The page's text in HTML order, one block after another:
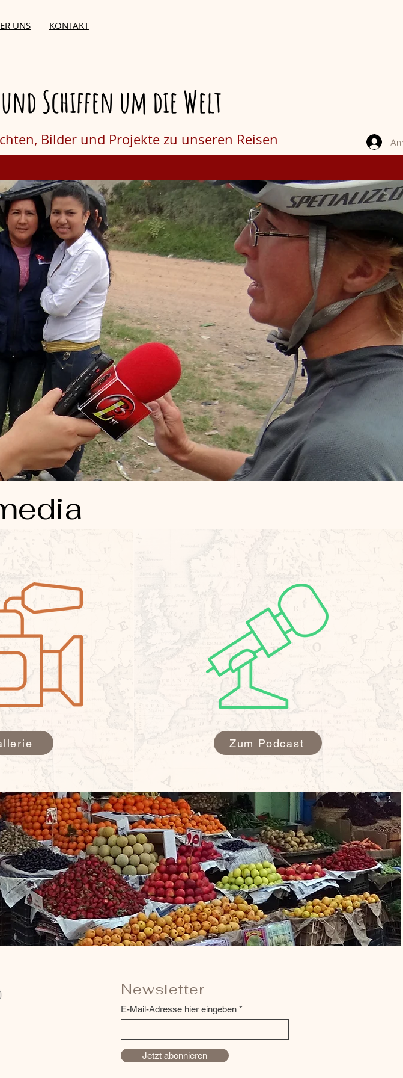
UNS KONTAKT
Schiffen um die Welt
Bilder und Projekte zu unseren Reisen
sowie Podcasts und Interviews.
Zum Podcast
Newsletter
E-Mail-Adresse hier eingeben
Jetzt abonnieren